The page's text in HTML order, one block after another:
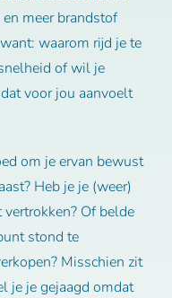
meer brandstof
waarom rijd je te
of wil je
voor jou aanvoelt
om je ervan bewust
Heb je je (weer)
Of belde
stond te
Misschien zit
je je gejaagd omdat